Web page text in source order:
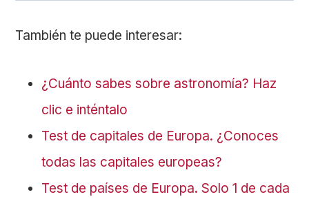
También te puede interesar:
¿Cuánto sabes sobre astronomía? Haz
clic e inténtalo
Test de capitales de Europa. ¿Conoces
todas las capitales europeas?
Test de países de Europa. Solo 1 de cada